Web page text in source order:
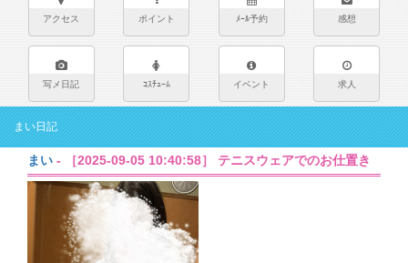
アクセス ポイント ﾒｰﾙ予約 感想
写メ日記 ｺｽﾁｭｰﾑ イベント 求人
まい日記
まい - ［2025-09-05 10:40:58］ テニスウェアでのお仕置き